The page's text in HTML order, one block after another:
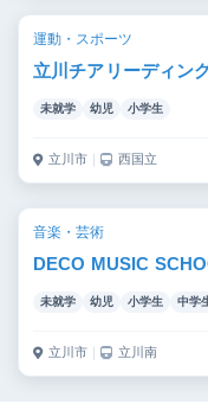
運動・スポーツ
立川チアリーディン
未就学 幼児 小学生
立川市 ｜ 西国立
音楽・芸術
DECO MUSIC
未就学 幼児 小学生 中学
立川市 ｜ 立川南